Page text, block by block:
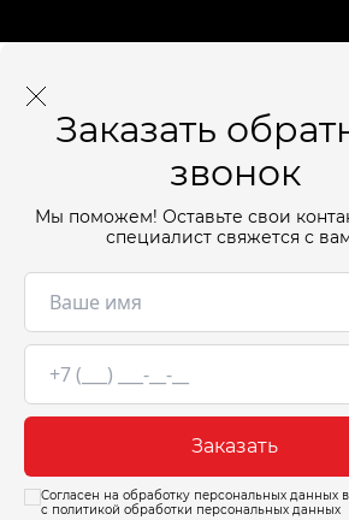
Заказать
звонок
Мы поможем! Оставьте свои
специалист свяжется с
Заказать
Согласен на обработку персональных данных в
с политикой обработки персональных данных